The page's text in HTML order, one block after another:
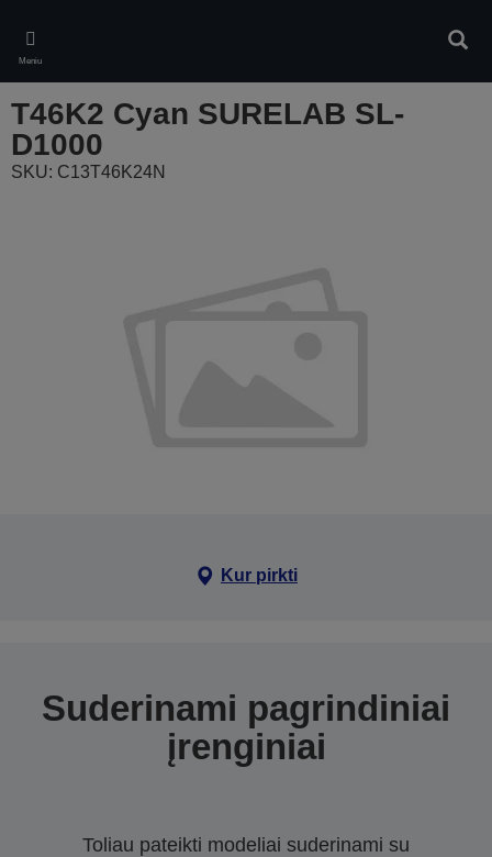
main
content
Meniu
T46K2 Cyan SURELAB SL-
D1000
SKU: C13T46K24N
Kur pirkti
Suderinami pagrindiniai
įrenginiai
Toliau pateikti modeliai suderinami su